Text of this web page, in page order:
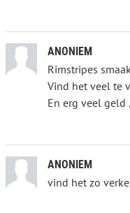
ANONIEM
Rimstripes
Vind het veel te
En erg veel geld
ANONIEM
vind het zo